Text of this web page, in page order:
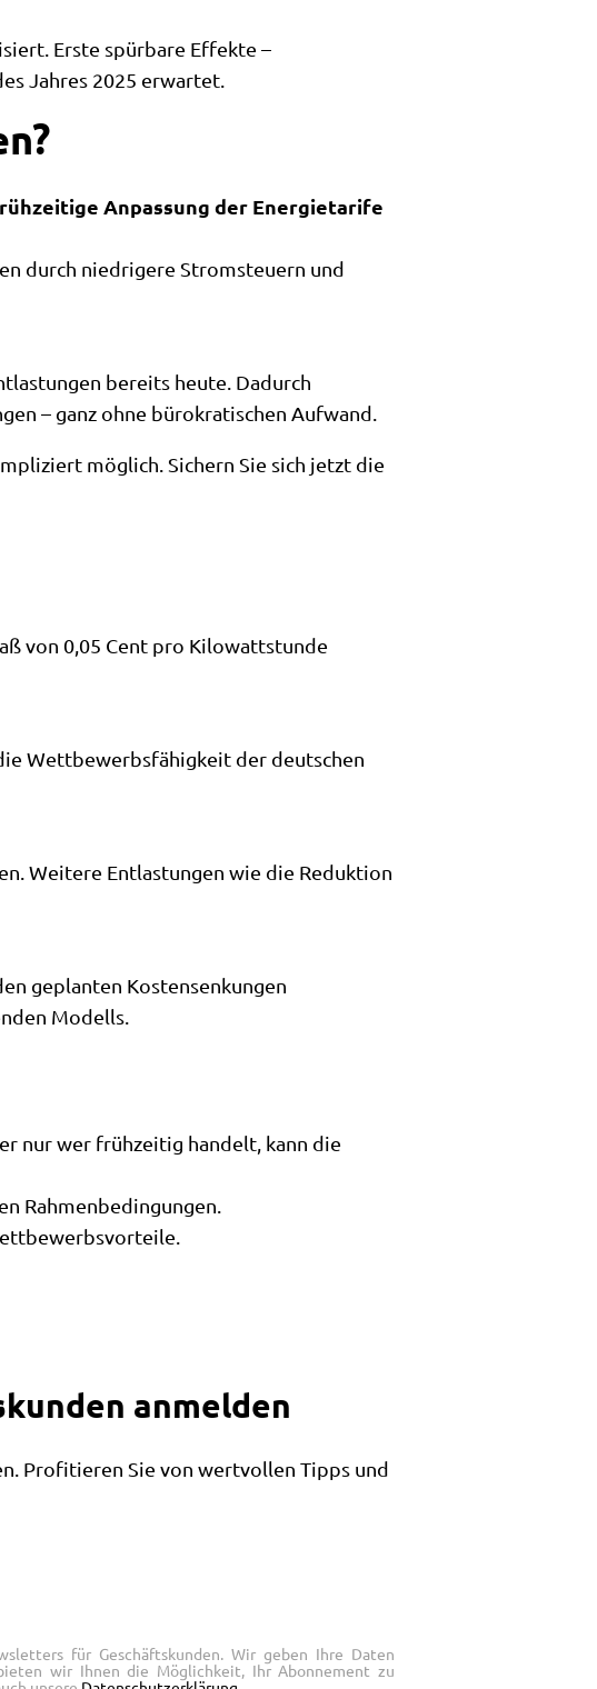
Erste spürbare Effekte –
Jahres 2025 erwartet.
Anpassung der Energietarife
durch niedrigere Stromsteuern und
bereits heute. Dadurch
– ganz ohne bürokratischen Aufwand.
möglich. Sichern Sie sich jetzt die
von 0,05 Cent pro Kilowattstunde
Wettbewerbsfähigkeit der deutschen
Weitere Entlastungen wie die Reduktion
geplanten Kostensenkungen
Modells.
nur wer frühzeitig handelt, kann die
Rahmenbedingungen.
anmelden
Profitieren Sie von wertvollen Tipps und
für Geschäftskunden. Wir geben Ihre Daten
wir Ihnen die Möglichkeit, Ihr Abonnement zu